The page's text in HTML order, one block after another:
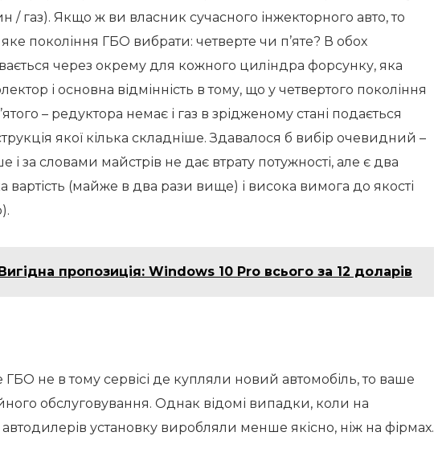
/ газ). Якщо ж ви власник сучасного інжекторного авто, то
покоління ГБО вибрати: четверте чи п’яте? В обох
через окрему для кожного циліндра форсунку, яка
і основна відмінність в тому, що у четвертого покоління
– редуктора немає і газ в зрідженому стані подається
якої кілька складніше. Здавалося б вибір очевидний –
і за словами майстрів не дає втрату потужності, але є два
вартість (майже в два рази вище) і висока вимога до якості
пропозиція: Windows 10 Pro всього за 12 доларів
не в тому сервісі де купляли новий автомобіль, то ваше
обслуговування. Однак відомі випадки, коли на
автодилерів установку виробляли менше якісно, ​​ніж на фірмах.